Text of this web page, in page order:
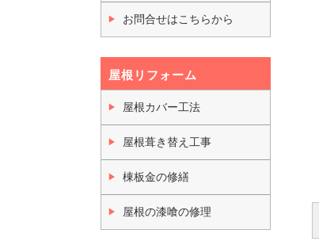
お問合せはこちらから
屋根リフォーム
屋根カバー工法
屋根葺き替え工事
棟板金の修繕
屋根の漆喰の修理